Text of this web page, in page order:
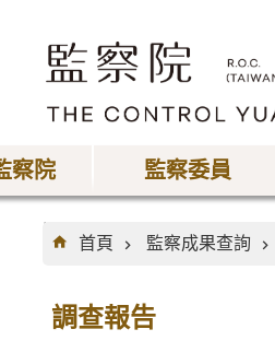
察院 監察委員
:::
首頁
監察成果查詢
調查報告